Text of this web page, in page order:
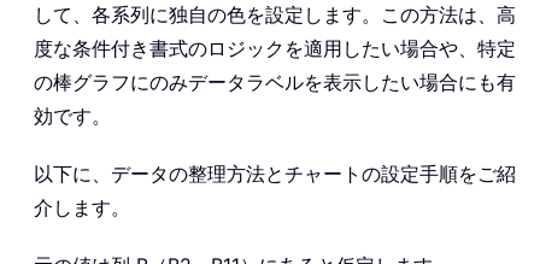
して、各系列に独自の色を設定します。この方法は、高
度な条件付き書式のロジックを適用したい場合や、特定
の棒グラフにのみデータラベルを表示したい場合にも有
効です。
以下に、データの整理方法とチャートの設定手順をご紹
介します。